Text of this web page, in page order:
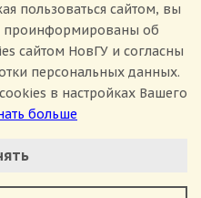
о доходах
пользоваться сайтом, вы
проинформированы об
сайтом НовГУ и согласны
персональных данных.
в настройках Вашего
больше
Функциональные